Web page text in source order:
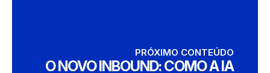
PRÓXIMO CONTEÚDO
O NOVO INBOUND: COMO A IA